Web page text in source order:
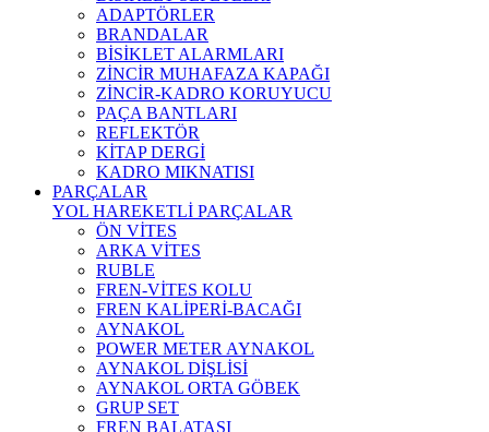
ADAPTÖRLER
BRANDALAR
BİSİKLET ALARMLARI
ZİNCİR MUHAFAZA KAPAĞI
ZİNCİR-KADRO KORUYUCU
PAÇA BANTLARI
REFLEKTÖR
KİTAP DERGİ
KADRO MIKNATISI
PARÇALAR
YOL HAREKETLİ PARÇALAR
ÖN VİTES
ARKA VİTES
RUBLE
FREN-VİTES KOLU
FREN KALİPERİ-BACAĞI
AYNAKOL
POWER METER AYNAKOL
AYNAKOL DİŞLİSİ
AYNAKOL ORTA GÖBEK
GRUP SET
FREN BALATASI